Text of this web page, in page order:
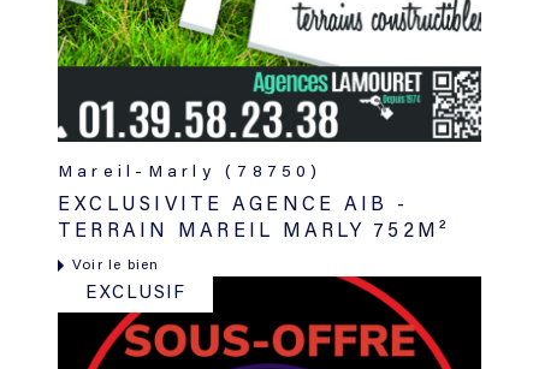
Mareil-Marly (78750)
EXCLUSIVITE AGENCE AIB -
TERRAIN MAREIL MARLY 752M²
Voir le bien
EXCLUSIF